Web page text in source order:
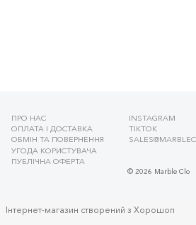
ПРО НАС
ОПЛАТА І ДОСТАВКА
ОБМІН ТА ПОВЕРНЕННЯ
УГОДА КОРИСТУВАЧА
ПУБЛІЧНА ОФЕРТА
INSTAGRAM
TIKTOK
© 2026 Marble Clo
Інтернет-магазин створений з Хорошоп